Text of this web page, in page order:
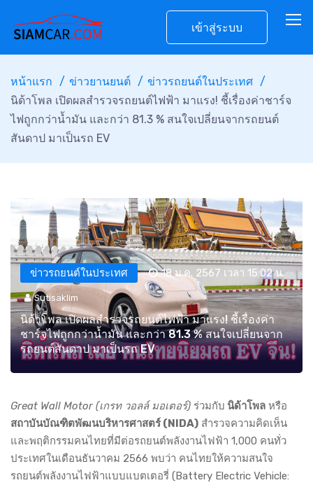
เข้าสู่ระบบ
หน้าแรก ข่าวยานยนต์
ข่าวรถยนต์ในประเทศ
นิด้าโพล เปิดผลสำรวจรถยนต์ไฟฟ้า มาแรง! ชี้เรื่องค่าชาร์จ
ไฟถูกกว่าน้ำมัน และกว่า 81.3 % สนใจเปลี่ยนจากรถยนต์
สันดาป มาเป็นรถ EV
ข่าวรถยนต์ในประเทศ 18 ม.ค. 2567 เวลา 15:02 น.
Sutisaklim
นิด้าโพล เปิดผลสำรวจรถยนต์ไฟฟ้า มาแรง! ชี้เรื่องค่า
ชาร์จไฟถูกกว่าน้ำมัน และกว่า 81.3 % สนใจเปลี่ยนจาก
รถยนต์สันดาป มาเป็นรถ EV
Great Wall Motor (เกรท วอลล์ มอเตอร์) ร่วมกับ นิด้าโพล หรือ
สถาบันบัณฑิตพัฒนบริหารศาสตร์ (NIDA) สำรวจความคิดเห็น
และพฤติกรรมคนไทยที่มีต่อรถยนต์พลังงานไฟฟ้า 1,000 คนทั่ว
ประเทศในเดือนธันวาคม 2566 พบว่า คนไทยให้ความสนใจ
รถยนต์พลังงานไฟฟ้าแบบแบตเตอรี่ (Battery Electric Vehicle: